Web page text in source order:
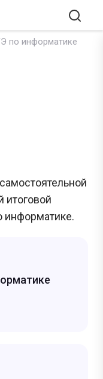
по информатике
итоговой
информатике.